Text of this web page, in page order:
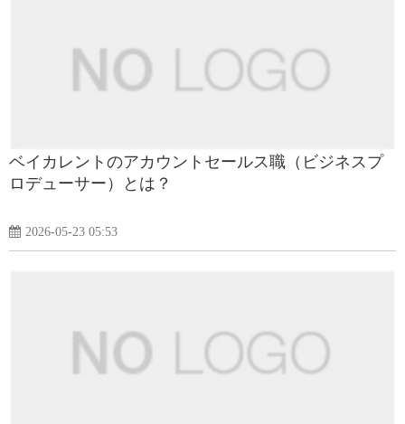
ベイカレントのアカウントセールス職（ビジネスプ
ロデューサー）とは？
2026-05-23 05:53